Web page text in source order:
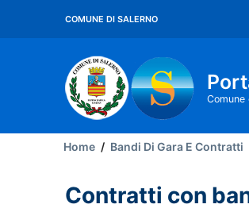
COMUNE DI SALERNO
Comune
Main
Menu
Home / Bandi Di Gara E Contratti
Contratti con